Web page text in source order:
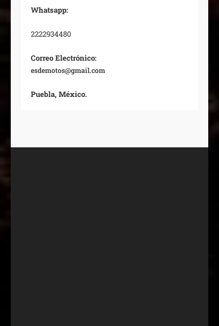
Whatsapp:
2222934480
Correo Electrónico:
esdemotos@gmail.com
Puebla, México.